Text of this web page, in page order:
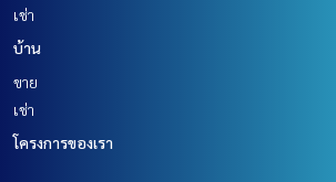
เช่า
บ้าน
ขาย
เช่า
โครงการของเรา